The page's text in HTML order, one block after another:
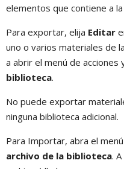
elementos que contiene a
Para exportar, elija Editar
uno o varios materiales de
a abrir el menú de acciones
biblioteca.
No puede exportar
ninguna biblioteca adicional.
Para Importar, abra el
archivo de la biblioteca.